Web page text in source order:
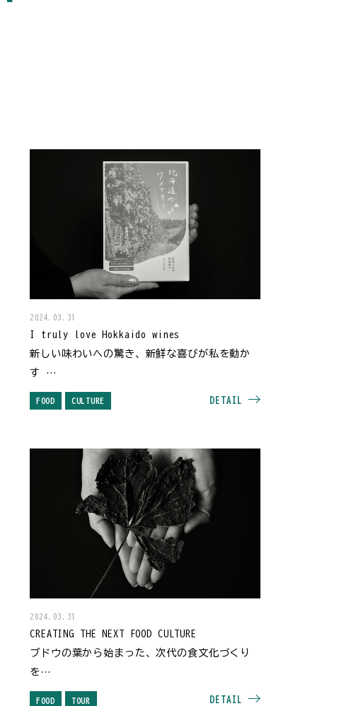
2024.03.31
I truly love Hokkaido wines
新しい味わいへの驚き、新鮮な喜びが私を動か
す
～ワインエキスパート 阿部さおり～
FOOD CULTURE DETAIL
2024.03.31
CREATING THE NEXT FOOD CULTURE
ブドウの葉から始まった、次代の食文化づくり
を
～北海道TEA（ティー）～
FOOD TOUR DETAIL